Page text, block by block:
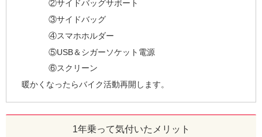
②サイドバッグサポート
③サイドバッグ
④スマホホルダー
⑤USB＆シガーソケット電源
⑥スクリーン
暖かくなったらバイク活動再開します。
1年乗って気付いたメリット